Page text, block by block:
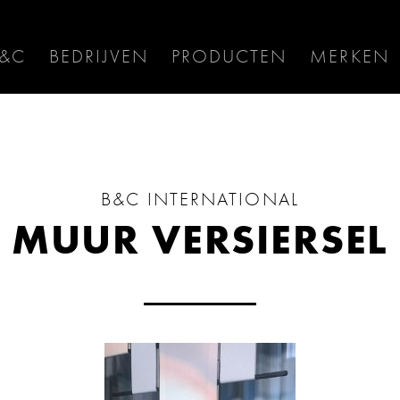
BEDRIJVEN PRODUCTEN MERKEN
B&C INTERNATIONAL
MUUR VERSIERSEL